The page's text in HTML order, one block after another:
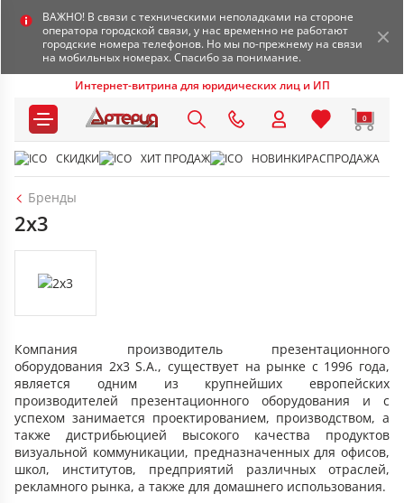
ВАЖНО! В связи с техническими неполадками на стороне
оператора городской связи, у нас временно не работают
городские номера телефонов. Но мы по-прежнему на связи
на мобильных номерах. Спасибо за понимание.
Интернет-витрина для юридических лиц и ИП
0
СКИДКИ ХИТ ПРОДАЖ НОВИНКИРАСПРОДАЖА
Бренды
2x3
Компания производитель презентационного
оборудования 2x3 S.A., существует на рынке с 1996 года,
является одним из крупнейших европейских
производителей презентационного оборудования и с
успехом занимается проектированием, производством, а
также дистрибьюцией высокого качества продуктов
визуальной коммуникации, предназначенных для офисов,
школ, институтов, предприятий различных отраслей,
рекламного рынка, а также для домашнего использования.